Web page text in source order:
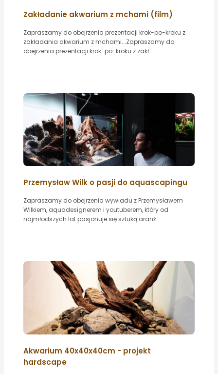
Zakładanie akwarium z mchami (film)
Zapraszamy do obejrzenia prezentacji krok-po-kroku z
zakładania akwarium z mchami...Zapraszamy do
obejrzenia prezentacji krok-po-kroku z zakł...
Przemysław Wilk o pasji do aquascapingu
Zapraszamy do obejrzenia wywiadu z Przemysławem
Wilkiem, aquadesignerem i youtuberem, który od
najmłodszych lat pasjonuje się sztuką aranż...
Akwarium 40x40x40cm - projekt
hardscape